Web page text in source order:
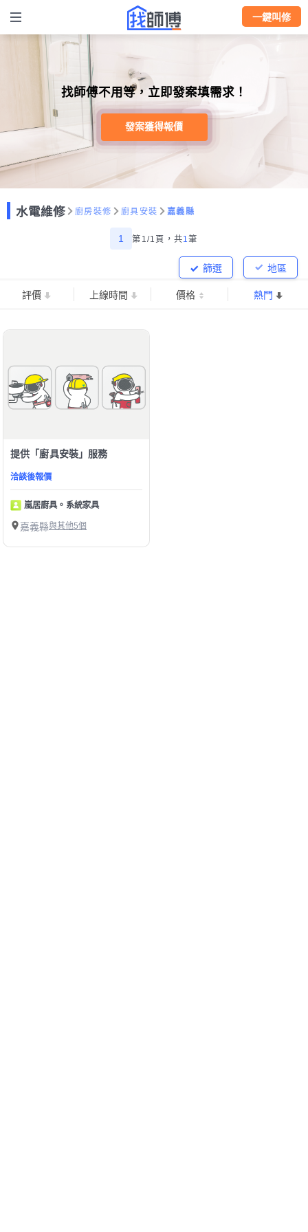
一鍵叫修
找師傅不用等，立即發案填需求！
發案獲得報價
水電維修 廚房裝修 廚具安裝 嘉義縣
1 第1/1頁， 共1筆
地區
篩選
評價 上線時間 價格 熱門
提供「廚具安裝」服務
洽談後報價
嵐居廚具。系統家具
嘉義縣與其他5個